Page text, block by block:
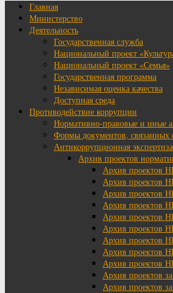
Главная
Министерство
Деятельность
Государственная служба
Национальный проект
Национальный проект «Семья»
Государственная программа
Независимая оценка качества
Доступная среда
Противодействие коррупции
Нормативно-правовые и иные
Формы документов, связанных
Антикоррупционная экспертиза
Архив проектов
Архив проектов
Архив проектов
Архив проектов
Архив проектов
Архив проектов
Архив проектов
Архив проектов
Архив проектов
Архив проектов
Архив проектов
Архив проектов